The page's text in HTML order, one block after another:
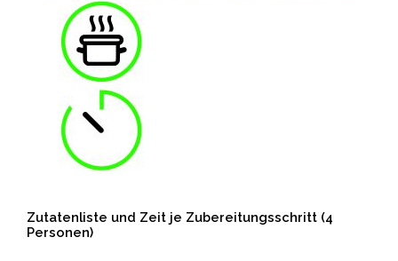
Zutatenliste und Zeit je Zubereitungsschritt (4
Personen)